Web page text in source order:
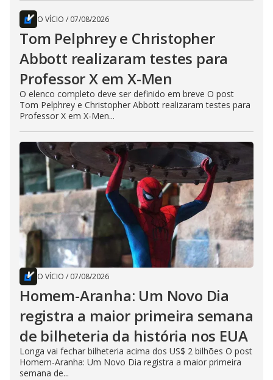
O VÍCIO / 07/08/2026
Tom Pelphrey e Christopher
Abbott realizaram testes para
Professor X em X-Men
O elenco completo deve ser definido em breve O post
Tom Pelphrey e Christopher Abbott realizaram testes para
Professor X em X-Men...
O VÍCIO / 07/08/2026
Homem-Aranha: Um Novo Dia
registra a maior primeira semana
de bilheteria da história nos EUA
Longa vai fechar bilheteria acima dos US$ 2 bilhões O post
Homem-Aranha: Um Novo Dia registra a maior primeira
semana de...